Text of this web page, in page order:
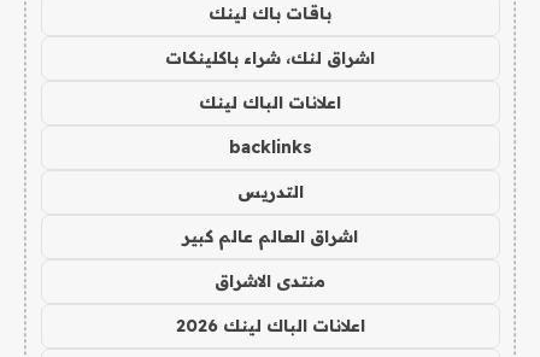
باقات باك لينك
اشراق لنك، شراء باكلينكات
اعلانات الباك لينك
backlinks
التدريس
اشراق العالم عالم كبير
منتدى الاشراق
اعلانات الباك لينك 2026